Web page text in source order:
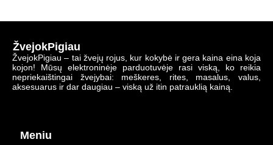
ŽvejokPigiau
ŽvejokPigiau – tai žvejų rojus, kur kokybė ir gera kaina eina koja
kojon! Mūsų elektroninėje parduotuvėje rasi viską, ko reikia
nepriekaištingai žvejybai: meškeres, rites, masalus, valus,
aksesuarus ir dar daugiau – viską už itin patrauklią kainą.
Meniu